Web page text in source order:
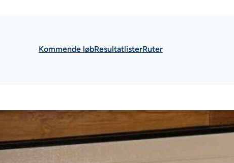
Kommende løbResultatlisterRuter